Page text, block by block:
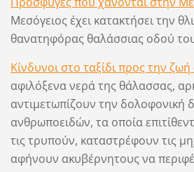
Μεσόγειος έχει κατακτήσει την
θανατηφόρας θαλάσσιας οδού
Κίνδυνοι στο ταξίδι προς την ζωή
αφιλόξενα νερά της θάλασσας,
αντιμετωπίζουν την δολοφονική
ανθρωποειδών, τα οποία
τις τρυπούν, καταστρέφουν τις
αφήνουν ακυβέρνητους να